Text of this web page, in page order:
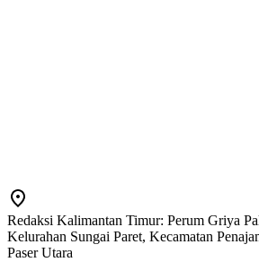
Redaksi Kalimantan Timur: Perum Griya
Kelurahan Sungai Paret, Kecamatan
Paser Utara